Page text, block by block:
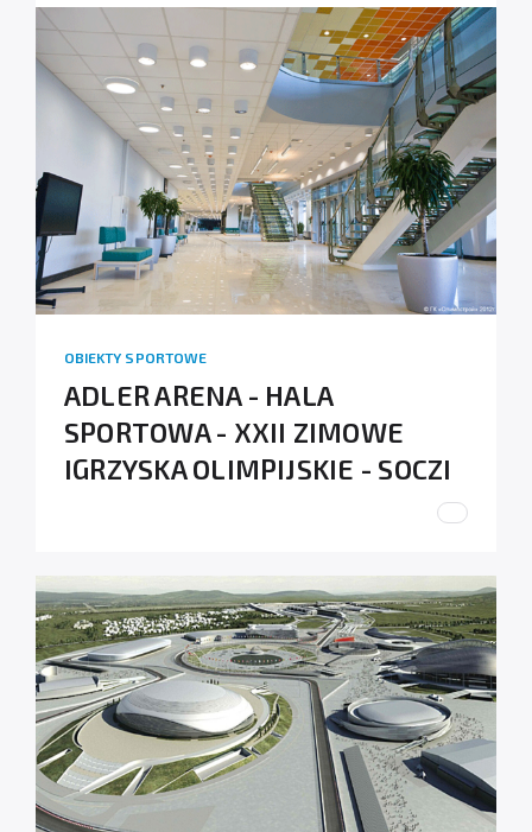
OBIEKTY SPORTOWE
ADLER ARENA - HALA
SPORTOWA - XXII ZIMOWE
IGRZYSKA OLIMPIJSKIE - SOCZI